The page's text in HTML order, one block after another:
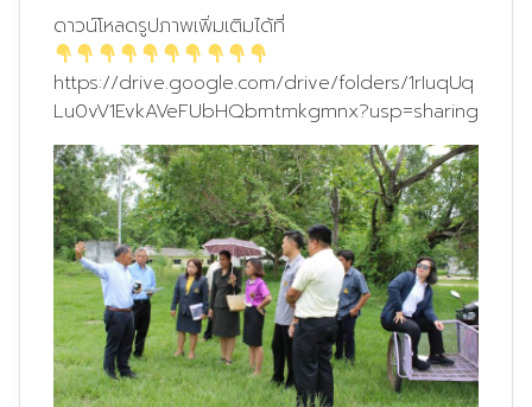
ดาวน์โหลดรูปภาพเพิ่มเติมได้ที่
https://drive.google.com/drive/folders/1rIuqUq
Lu0vV1EvkAVeFUbHQbmtmkgmnx?usp=sharing